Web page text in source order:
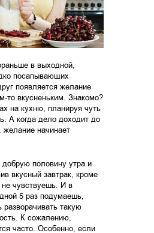
в выходной,
посапывающих
появляется желание
то вкусненьким. Знакомо?
на кухню, планируя чуть
А когда дело доходит до
желание начинает
добрую половину утра и
вкусный завтрак, кроме
не чувствуешь. И в
5 раз подумаешь,
такую
К сожалению,
часто. Особенно, если